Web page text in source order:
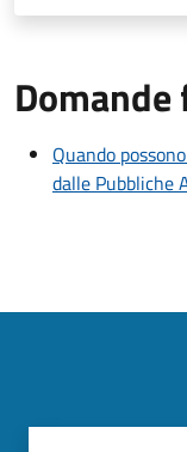
Quando
dalle Pubbliche